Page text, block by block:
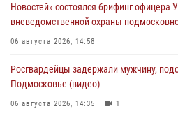
Новостей» состоялся брифинг офицера
вневедомственной охраны
06 августа 2026, 14:58
Росгвардейцы задержали мужчину,
Подмосковье (видео)
06 августа 2026, 14:35 1